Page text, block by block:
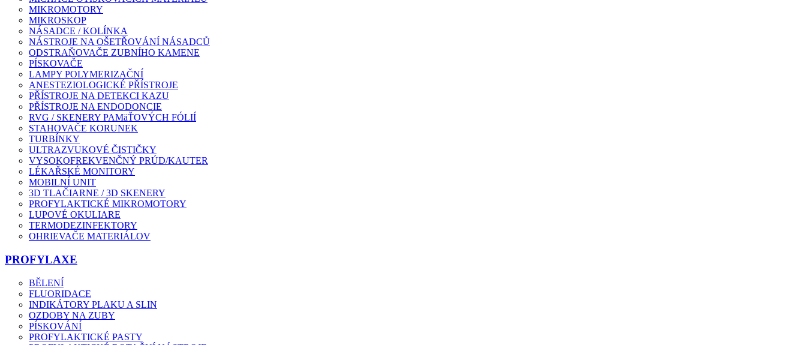
MIKROMOTORY
MIKROSKOP
NÁSADCE / KOLÍNKA
NÁSTROJE NA OŠETŘOVÁNÍ NÁSADCŮ
ODSTRAŇOVAČE ZUBNÍHO KAMENE
PÍSKOVAČE
LAMPY POLYMERIZAČNÍ
ANESTEZIOLOGICKÉ PŘÍSTROJE
PŘÍSTROJE NA DETEKCI KAZU
PŘÍSTROJE NA ENDODONCIE
RVG / SKENERY PAMäŤOVÝCH FÓLIÍ
STAHOVAČE KORUNEK
TURBÍNKY
ULTRAZVUKOVÉ ČISTIČKY
VYSOKOFREKVENČNÝ PRÚD/KAUTER
LÉKAŘSKÉ MONITORY
MOBILNÍ UNIT
3D TLAČIARNE / 3D SKENERY
PROFYLAKTICKÉ MIKROMOTORY
LUPOVÉ OKULIARE
TERMODEZINFEKTORY
OHRIEVAČE MATERIÁLOV
PROFYLAXE
BĚLENÍ
FLUORIDACE
INDIKÁTORY PLAKU A SLIN
OZDOBY NA ZUBY
PÍSKOVÁNÍ
PROFYLAKTICKÉ PASTY